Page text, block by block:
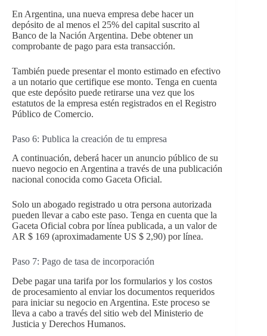
En Argentina, una nueva empresa debe hacer un
depósito de al menos el 25% del capital suscrito al
Banco de la Nación Argentina. Debe obtener un
comprobante de pago para esta transacción.
También puede presentar el monto estimado en efectivo
a un notario que certifique ese monto. Tenga en cuenta
que este depósito puede retirarse una vez que los
estatutos de la empresa estén registrados en el Registro
Público de Comercio.
Paso 6: Publica la creación de tu empresa
A continuación, deberá hacer un anuncio público de su
nuevo negocio en Argentina a través de una publicación
nacional conocida como Gaceta Oficial.
Solo un abogado registrado u otra persona autorizada
pueden llevar a cabo este paso. Tenga en cuenta que la
Gaceta Oficial cobra por línea publicada, a un valor de
AR $ 169 (aproximadamente US $ 2,90) por línea.
Paso 7: Pago de tasa de incorporación
Debe pagar una tarifa por los formularios y los costos
de procesamiento al enviar los documentos requeridos
para iniciar su negocio en Argentina. Este proceso se
lleva a cabo a través del sitio web del Ministerio de
Justicia y Derechos Humanos.